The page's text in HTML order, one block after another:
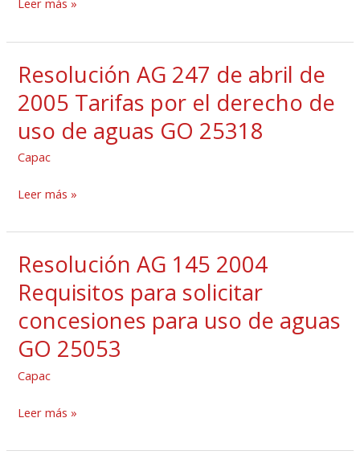
delitos
contra
ambiente
y
el
territorial
Leer más »
Resolución AG 247 de abril de
2005 Tarifas por el derecho de
uso de aguas GO 25318
Capac
Resolución
AG
247
de
abril
2005
el
derecho
uso
de
aguas
25318
Leer más »
Resolución AG 145 2004
Requisitos para solicitar
concesiones para uso de aguas
GO 25053
Capac
Resolución
AG
145
2004
Requisitos
para
concesiones
uso
Leer más »